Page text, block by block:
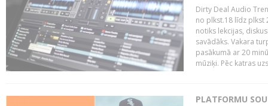
Dirty Deal Audio
no plkst.18 līdz plkst
notiks lekcijas,
savādāks. Vakara
pasākumā ar 20
mūziķi. Pēc katras
PLATFORMU